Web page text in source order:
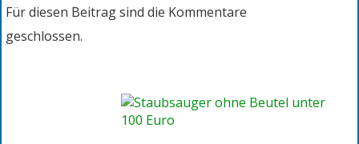
Für diesen Beitrag sind die Kommentare
geschlossen.